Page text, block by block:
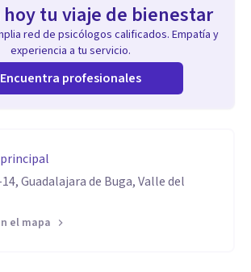
hoy tu viaje de bienestar
red de psicólogos calificados. Empatía y
experiencia a tu servicio.
Encuentra profesionales
Guadalajara de Buga, Valle del
el mapa